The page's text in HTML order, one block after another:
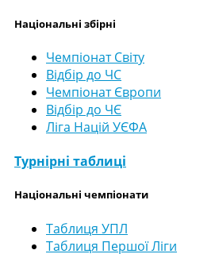
Національні збірні
Чемпіонат Світу
Відбір до ЧС
Чемпіонат Європи
Відбір до ЧЄ
Ліга Націй УЄФА
Турнірні таблиці
Національні чемпіонати
Таблиця УПЛ
Таблиця Першої Ліги